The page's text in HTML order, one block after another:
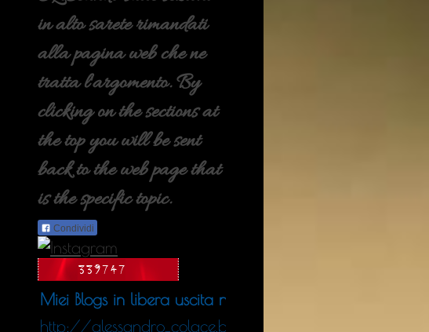
in alto sarete rimandati
alla pagina web che ne
tratta l'argomento. By
clicking on the sections at
the top you will be sent
back to the web page that
is the specific topic.
Condividi
Miei Blogs in libera uscita nel web
http://alessandro_colace.blog.tiscali.it